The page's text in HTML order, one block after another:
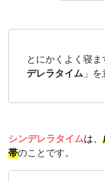
とにかくよく寝
デレラタイム 」
シンデレラタイムは、
帯のことです。